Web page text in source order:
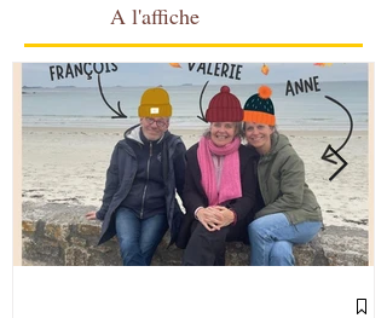
A l'affiche